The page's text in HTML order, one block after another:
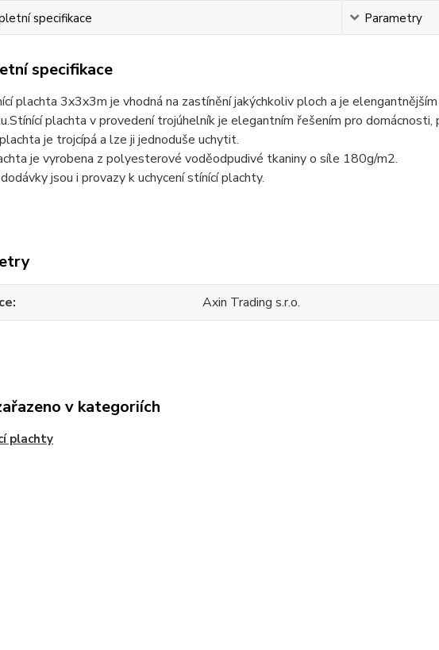
specifikace Parametry
specifikace
plachta 3x3x3m je vhodná na zastínění jakýchkoliv ploch a je
plachta v provedení trojúhelník je elegantním řešením pro domácnosti,
je trojcípá a lze ji jednoduše uchytit.
je vyrobena z polyesterové voděodpudivé tkaniny o síle 180g/m2.
jsou i provazy k uchycení stínící plachty.
Axin Trading s.r.o.
v kategoriích
plachty